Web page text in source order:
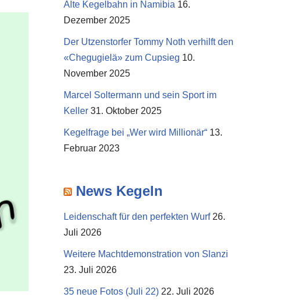
Alte Kegelbahn in Namibia 16.
Dezember 2025
Der Utzenstorfer Tommy Noth verhilft den
«Chegugielä» zum Cupsieg 10.
November 2025
Marcel Soltermann und sein Sport im
Keller 31. Oktober 2025
Kegelfrage bei „Wer wird Millionär“ 13.
Februar 2023
News Kegeln
Leidenschaft für den perfekten Wurf 26.
Juli 2026
Weitere Machtdemonstration von Slanzi
23. Juli 2026
35 neue Fotos (Juli 22) 22. Juli 2026